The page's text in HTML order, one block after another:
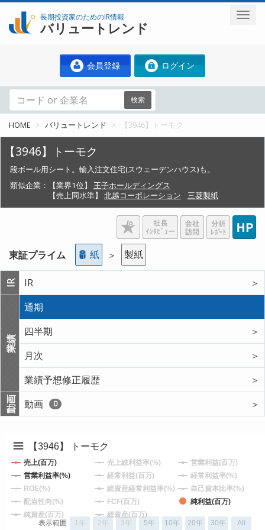
長期投資家のためのIR情報
バリュートレンド
会員登録 ログイン
検索
HOME バリュートレンド 【3946】トーモク
【3946】トーモク
段ボール用シート。輸入注文住宅(スウェーデンハウス)も。
類似企業：
【業界1位】
王子ホールディングス
【売上同水準】
北越コーポレーション 三菱製紙
東証プライム 紙 ＞ 製紙
IR IR ＞
業績
通期
四半期
＞
月次
＞
業績予想修正履歴
＞
動画 動画 0 ＞
【3946】 トーモク
表示範囲 1年 2年 3年 5年 10年 20年 30年 All
売上(百万) 売上総利益率(%)
営業利益(百万)
営業利益率(%)
経常利益(百万)
経常利益率(%)
ROE(%)
総資産経常利益率(%)
自己資本比率(%)
配当性向(%)
FCF(百万)
純利益(百万)
純資産(百万)
総資産(百万)